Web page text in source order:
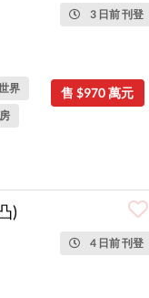
3 日前 刊登
售 $970 萬元
界
)
4 日前 刊登